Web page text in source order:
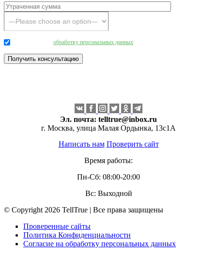
обработку персональных данных
Эл. почта: telltrue@inbox.ru
г. Москва, улица Малая Ордынка, 13с1А
Написать нам Проверить сайт
Время работы:
Пн-Сб: 08:00-20:00
Вс: Выходной
© Copyright 2026 TellTrue | Все права защищены
Проверенные сайты
Политика Конфиденциальности
Согласие на обработку персональных данных